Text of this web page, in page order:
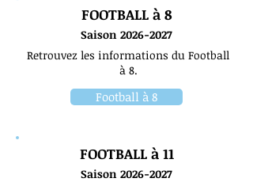
FOOTBALL à 8
Saison 2026-2027
Retrouvez les informations du Football
à 8.
Football à 8
FOOTBALL à 11
Saison 2026-2027